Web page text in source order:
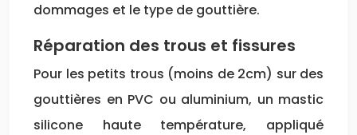
dommages et le type de gouttière.
Réparation des trous et fissures
Pour les petits trous (moins de 2cm) sur des
gouttières en PVC ou aluminium, un mastic
silicone haute température, appliqué